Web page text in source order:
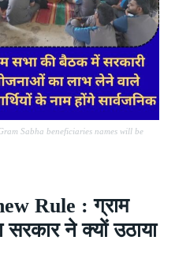
Sabha beneficiaries names will be
Rule : ग्राम
ने क्यों उठाया